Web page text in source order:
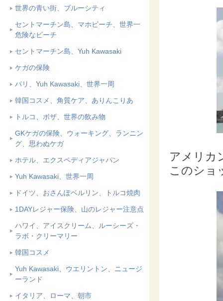
世界の青い街、ブルーシティ
セントマーチン島、マホビーチ、世界一
危険なビーチ
セントマーチン島、Yuh Kawasaki
ケガの保険
パリ、Yuh Kawasaki、世界一周
韓国コスメ、角質ケア、ありんこりあ
トルコ、ボザ、世界の飲み物
GKケガの保険、ウォーキング、ランニン
グ、思わぬケガ
ホテル、エクスペディアジャパン
Yuh Kawasaki、世界一周
ドイツ、おさんぽベルリン、トルコ焼肉
1DAYレジャー保険、山のレジャー注意点
ハワイ、アイスクリーム、ルーシーズ・
ラボ・クリーマリー
韓国コスメ
Yuh Kawasaki、ウエリントン、ニュージ
ーランド
イタリア、ローマ、朝市
アメリカ
このショ